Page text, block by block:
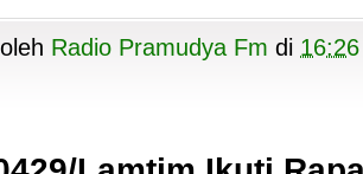
Radio Pramudya Fm di 16:26